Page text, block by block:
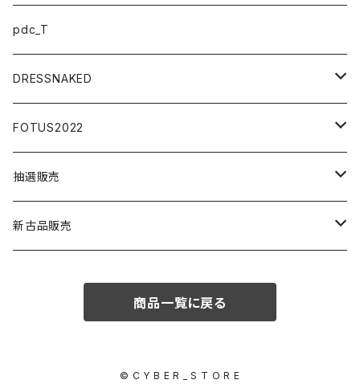
マスク
アクセサリー
ウェア
ミニカー
模型
小物アクセサリー
pdc_T
DRESSNAKED
ボディアクセサリー
アイウエア
小物アクセサリー
FOTUS2022
ステッカー
アクセサリー
抽選販売
模型
新古品販売
商品一覧に戻る
© C Y B E R _ S T O R E